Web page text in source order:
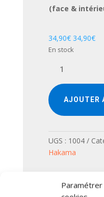
(face &
34,90€ 34,90€
En stock
Housse
Hakama
-
Verts
-
AJOUTER
UGS : 1004
Hakama